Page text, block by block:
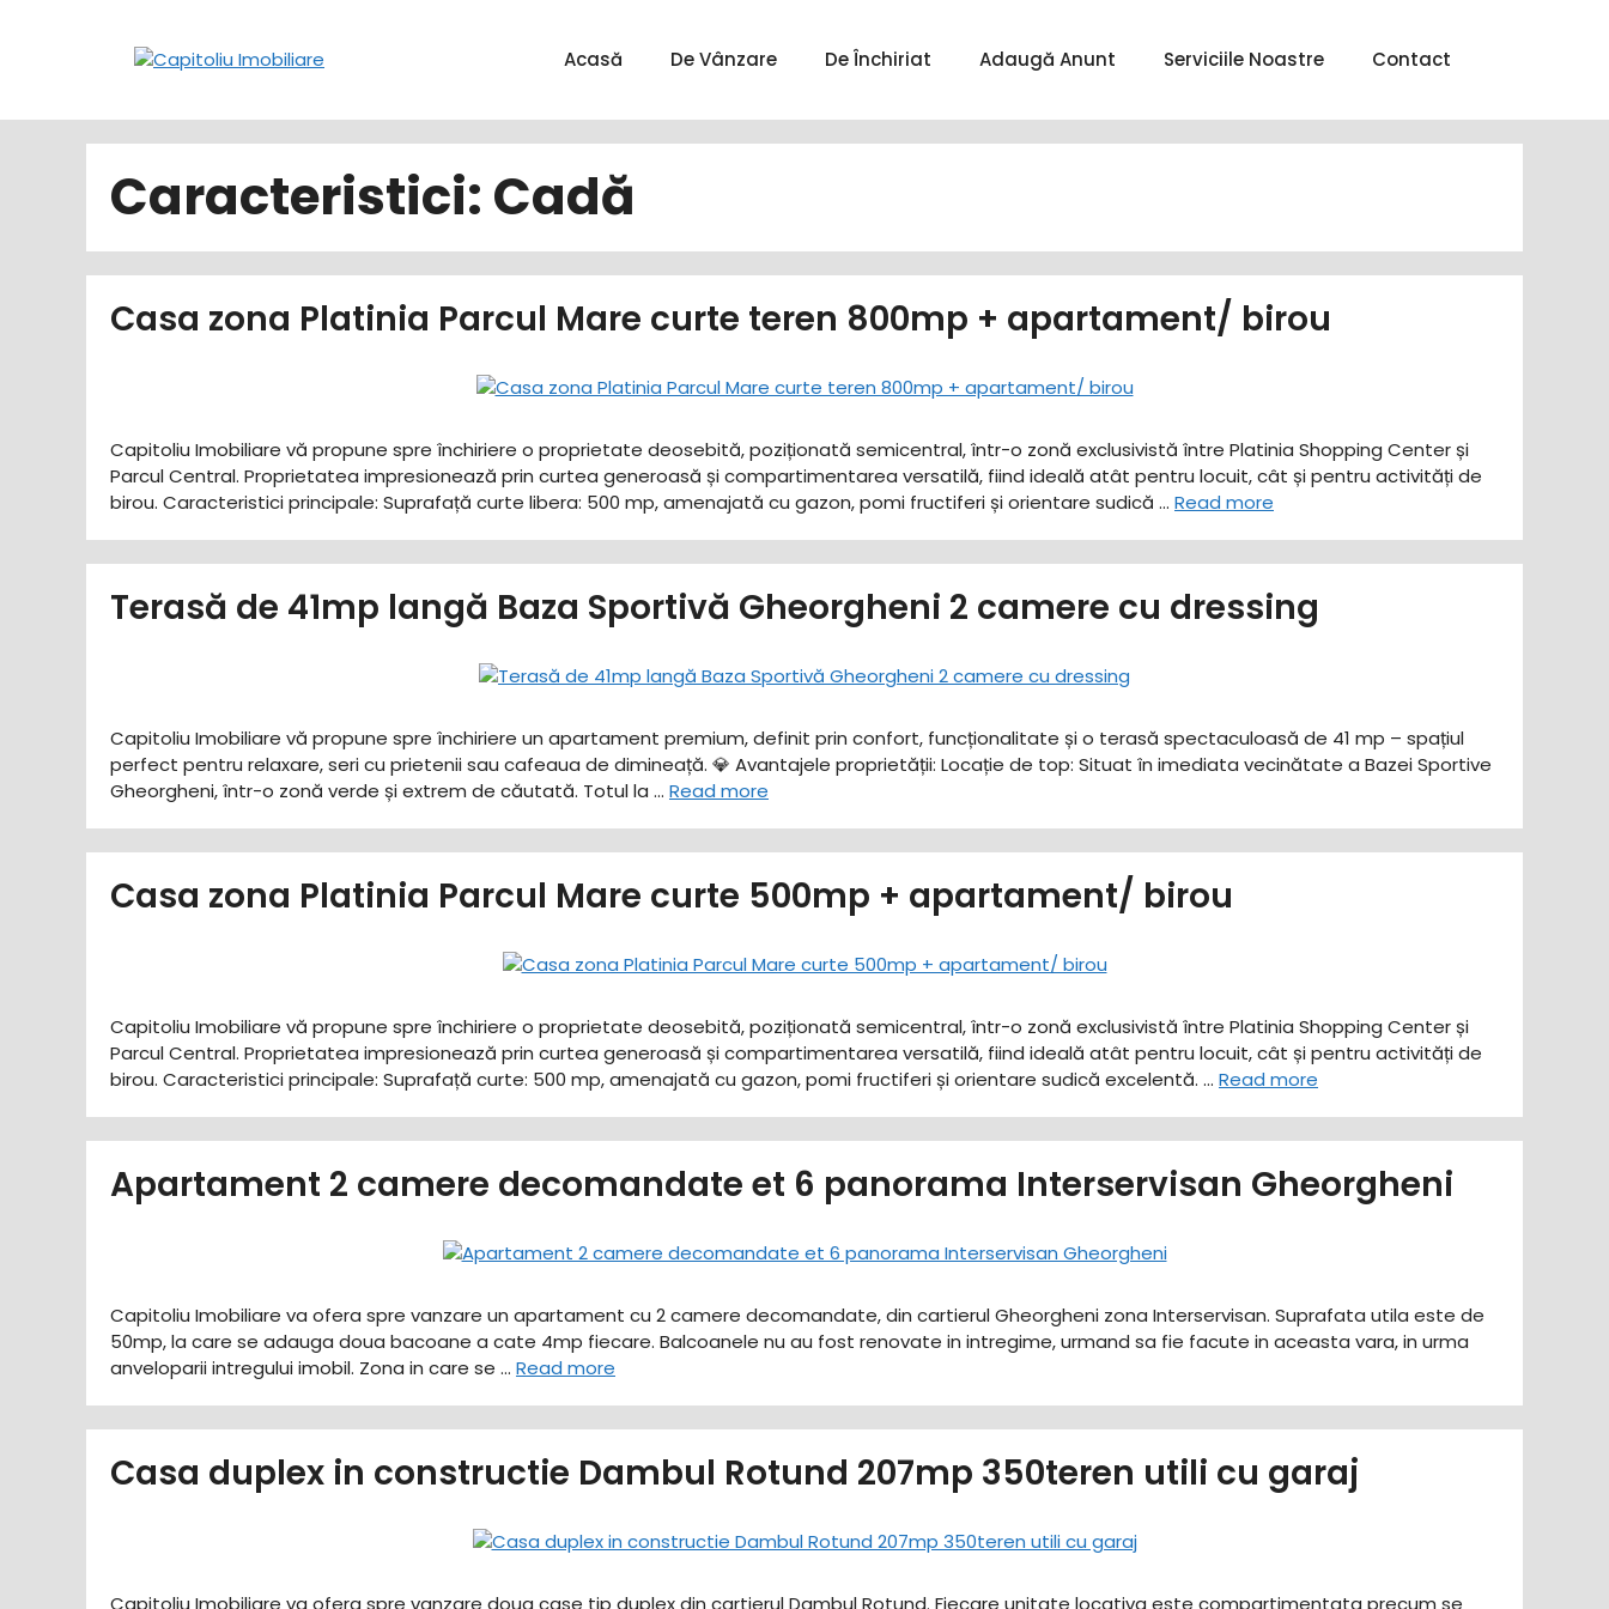
Acasă De Vânzare De Închiriat Adaugă Anunt Serviciile Noastre Contact
Caracteristici: Cadă
Casa zona Platinia Parcul Mare curte teren 800mp + apartament/ birou
Capitoliu Imobiliare vă propune spre închiriere o proprietate deosebită, poziționată semicentral, într-o zonă exclusivistă între Platinia Shopping Center și
Parcul Central. Proprietatea impresionează prin curtea generoasă și compartimentarea versatilă, fiind ideală atât pentru locuit, cât și pentru activități de
birou. ​Caracteristici principale: ​Suprafață curte libera: 500 mp, amenajată cu gazon, pomi fructiferi și orientare sudică … Read more
Terasă de 41mp langă Baza Sportivă Gheorgheni 2 camere cu dressing
Capitoliu Imobiliare vă propune spre închiriere un apartament premium, definit prin confort, funcționalitate și o terasă spectaculoasă de 41 mp – spațiul
perfect pentru relaxare, seri cu prietenii sau cafeaua de dimineață. ​💎 Avantajele proprietății: ​Locație de top: Situat în imediata vecinătate a Bazei Sportive
Gheorgheni, într-o zonă verde și extrem de căutată. ​Totul la … Read more
Casa zona Platinia Parcul Mare curte 500mp + apartament/ birou
Capitoliu Imobiliare vă propune spre închiriere o proprietate deosebită, poziționată semicentral, într-o zonă exclusivistă între Platinia Shopping Center și
Parcul Central. Proprietatea impresionează prin curtea generoasă și compartimentarea versatilă, fiind ideală atât pentru locuit, cât și pentru activități de
birou. ​Caracteristici principale: ​Suprafață curte: 500 mp, amenajată cu gazon, pomi fructiferi și orientare sudică excelentă. … Read more
Apartament 2 camere decomandate et 6 panorama Interservisan Gheorgheni
Capitoliu Imobiliare va ofera spre vanzare un apartament cu 2 camere decomandate, din cartierul Gheorgheni zona Interservisan. Suprafata utila este de
50mp, la care se adauga doua bacoane a cate 4mp fiecare. Balcoanele nu au fost renovate in intregime, urmand sa fie facute in aceasta vara, in urma
anveloparii intregului imobil. Zona in care se … Read more
Casa duplex in constructie Dambul Rotund 207mp 350teren utili cu garaj
Capitoliu Imobiliare va ofera spre vanzare doua case tip duplex din cartierul Dambul Rotund. Fiecare unitate locativa este compartimentata precum se